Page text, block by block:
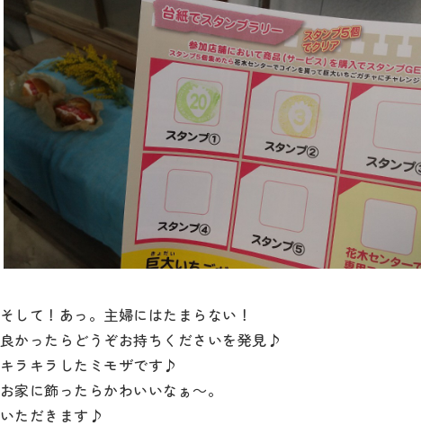
そして！あっ。主婦にはたまらない！
良かったらどうぞお持ちくださいを発見♪
キラキラしたミモザです♪
お家に飾ったらかわいいなぁ～。
いただきます♪